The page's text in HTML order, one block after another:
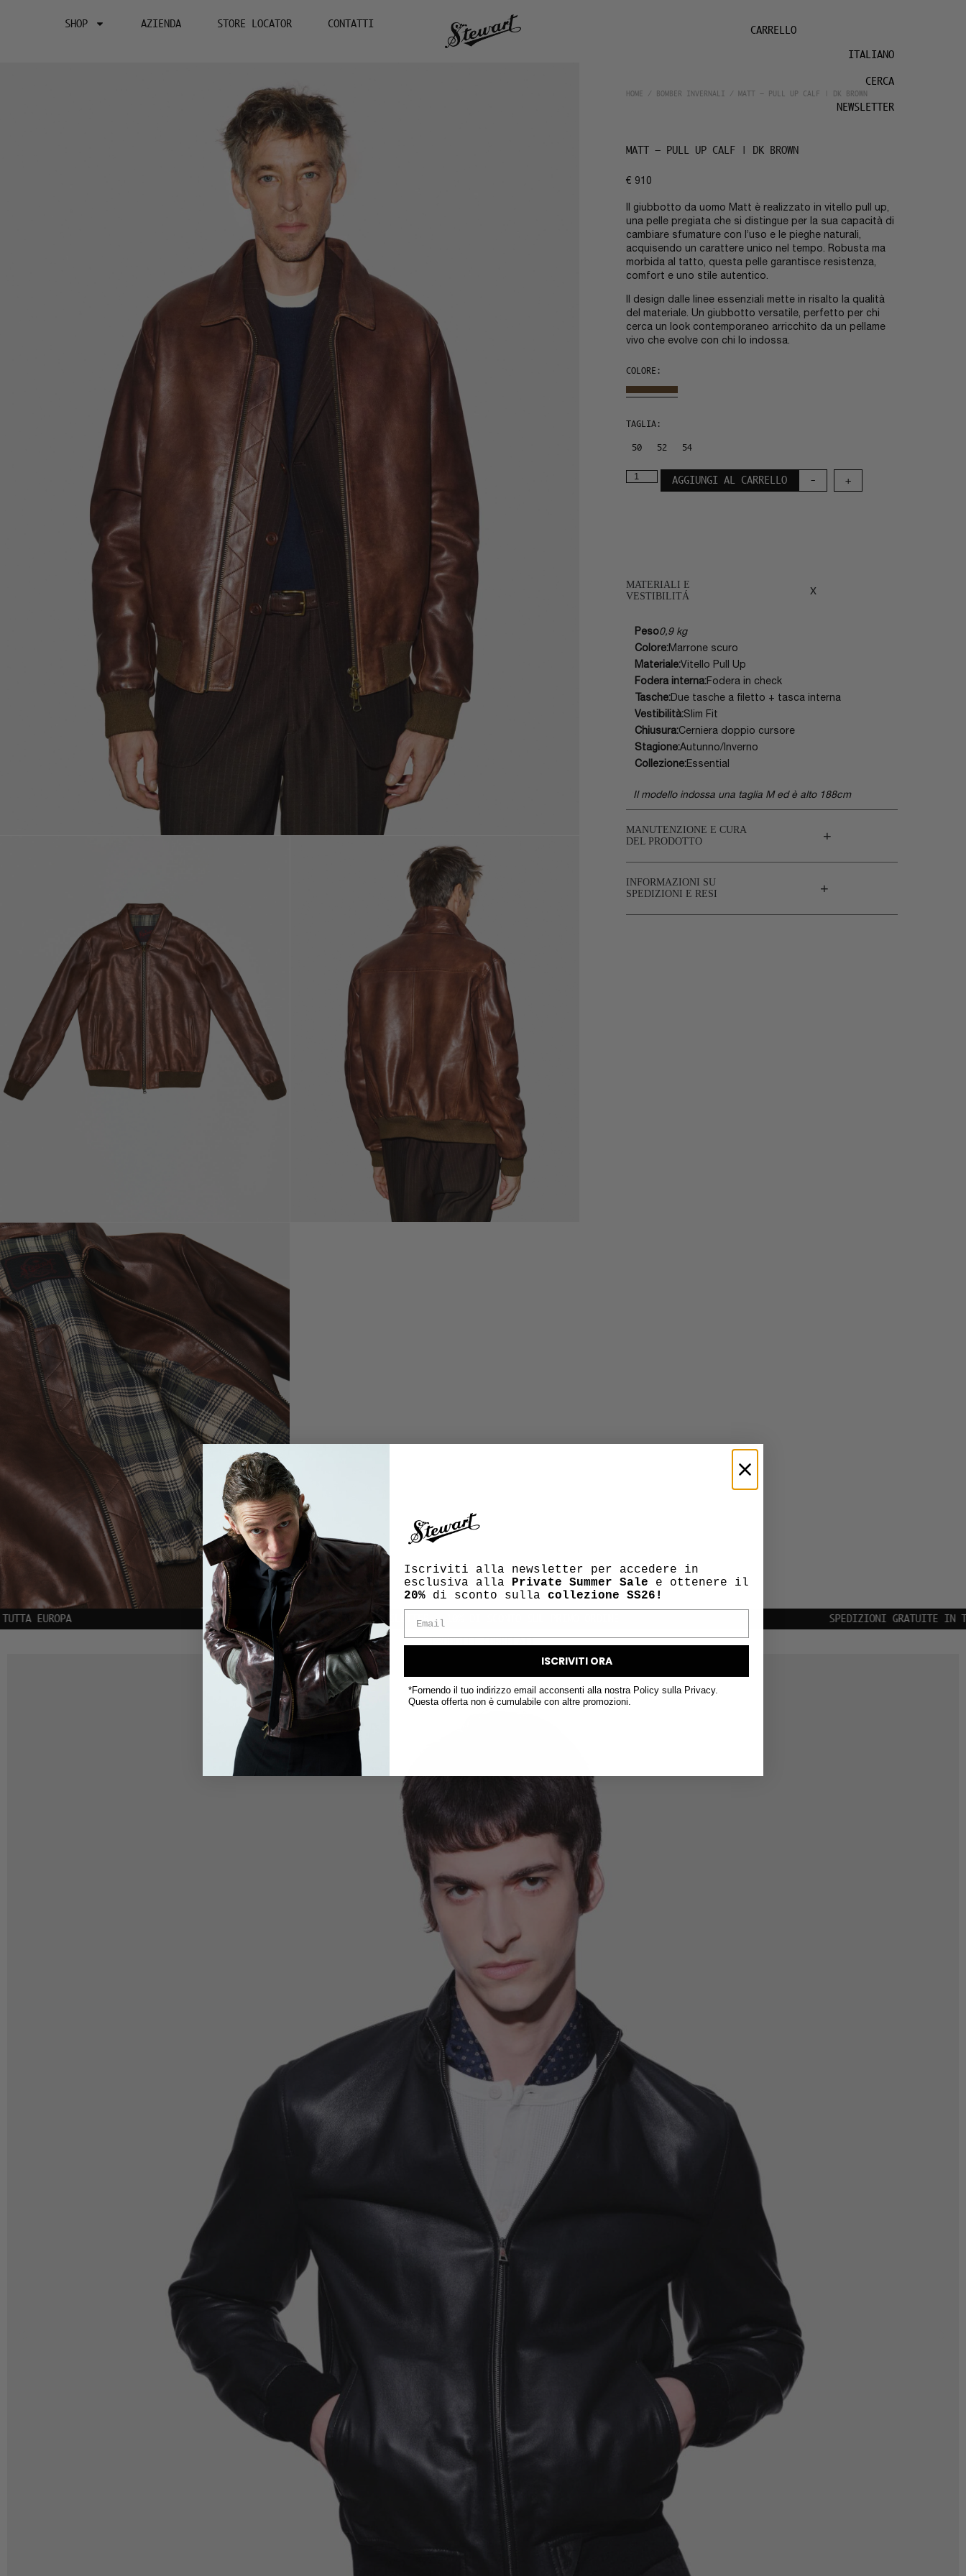
SHOP AZIENDA STORE LOCATOR CONTATTI
CARRELLO
ITALIANO
CERCA
NEWSLETTER
HOME / BOMBER INVERNALI / MATT – PULL UP CALF | DK BROWN
MATT – PULL UP CALF | DK BROWN
€ 910
Il giubbotto da uomo Matt è realizzato in vitello pull up,
una pelle pregiata che si distingue per la sua capacità di
cambiare sfumature con l’uso e le pieghe naturali,
acquisendo un carattere unico nel tempo. Robusta ma
morbida al tatto, questa pelle garantisce resistenza,
comfort e uno stile autentico.
Il design dalle linee essenziali mette in risalto la qualità
del materiale. Un giubbotto versatile, perfetto per chi
cerca un look contemporaneo arricchito da un pellame
vivo che evolve con chi lo indossa.
COLORE:
TAGLIA:
50 52 54
- +
AGGIUNGI AL CARRELLO
MATERIALI E
VESTIBILITÁ
x
Peso0,9 kg
Colore:Marrone scuro
Materiale:Vitello Pull Up
Fodera interna:Fodera in check
Tasche:Due tasche a filetto + tasca interna
Vestibilità:Slim Fit
Chiusura:Cerniera doppio cursore
Stagione:Autunno/Inverno
Collezione:Essential
Il modello indossa una taglia M ed è alto 188cm
MANUTENZIONE E CURA
DEL PRODOTTO
+
INFORMAZIONI SU
SPEDIZIONI E RESI
+
ISCRIVITI ALLA NEWSLETTER | 10% DI SCONTO SUL PRIMO ORDINE
SPEDIZIONI GRATUITE IN TUTTO IL MONDO
PRODOTTI CORRELATI
Iscriviti alla newsletter per accedere in
esclusiva alla Private Summer Sale e ottenere il
20% di sconto sulla collezione SS26!
ISCRIVITI ORA
*Fornendo il tuo indirizzo email acconsenti alla nostra Policy sulla Privacy.
Questa offerta non è cumulabile con altre promozioni.